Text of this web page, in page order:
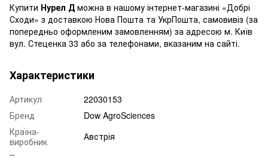
Купити Нурел Д можна в нашому інтернет-магазині «Добрі
Сходи» з доставкою Нова Пошта та УкрПошта, самовивіз (за
попередньо оформленим замовленням) за адресою м. Київ
вул. Стеценка 33 або за телефонами, вказаним на сайті.
Характеристики
Артикул
22030153
Бренд
Dow AgroSciences
Країна-
виробник
Австрія